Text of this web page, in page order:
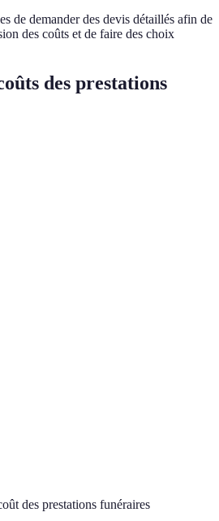
de demander des devis détaillés afin de
des coûts et de faire des choix
des prestations
des prestations funéraires